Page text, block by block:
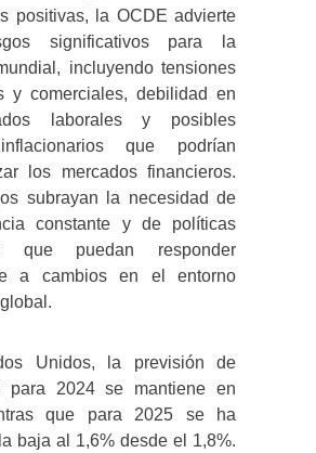
positivas, la OCDE advierte
significativos para la
incluyendo tensiones
y comerciales, debilidad en
laborales y posibles
que podrían
los mercados financieros.
subrayan la necesidad de
constante y de políticas
que puedan responder
a cambios en el entorno
Unidos, la previsión de
para 2024 se mantiene en
que para 2025 se ha
baja al 1,6% desde el 1,8%.